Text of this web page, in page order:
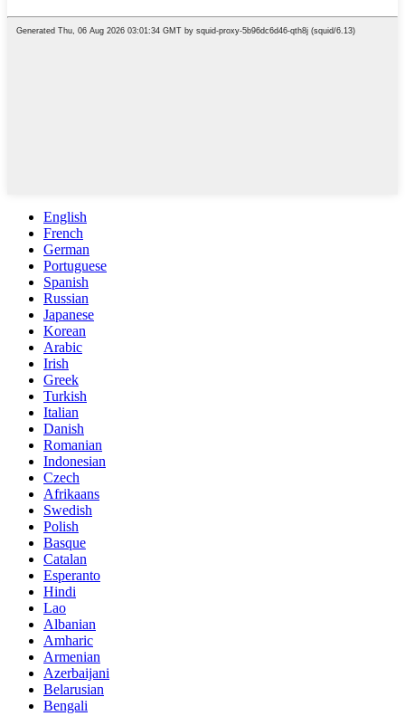
English
French
German
Portuguese
Spanish
Russian
Japanese
Korean
Arabic
Irish
Greek
Turkish
Italian
Danish
Romanian
Indonesian
Czech
Afrikaans
Swedish
Polish
Basque
Catalan
Esperanto
Hindi
Lao
Albanian
Amharic
Armenian
Azerbaijani
Belarusian
Bengali